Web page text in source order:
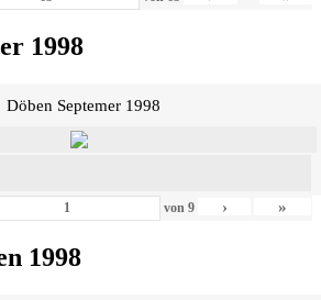
1998
Döben Septemer 1998
von9 › »
1998